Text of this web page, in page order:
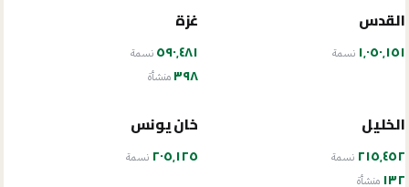
القدس
١٬٠٥٠٬١٥١ نسمة
غزة
٥٩٠٬٤٨١ نسمة
٣٩٨ منشأة
الخليل
٢١٥٬٤٥٢ نسمة
١٣٢ منشأة
خان يونس
٢٠٥٬١٢٥ نسمة